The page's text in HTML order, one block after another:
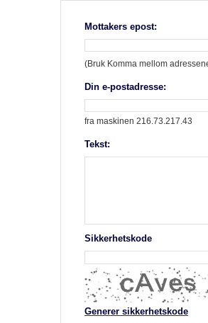
Mottakers epost:
(Bruk Komma mellom
Din e-postadresse:
fra maskinen 216.73.217.43
Tekst:
Sikkerhetskode
Generer sikkerhetskode